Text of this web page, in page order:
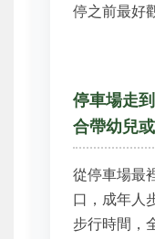
停之前最好
停車場走
合帶幼兒
從停車場最
口，成年人
步行時間，